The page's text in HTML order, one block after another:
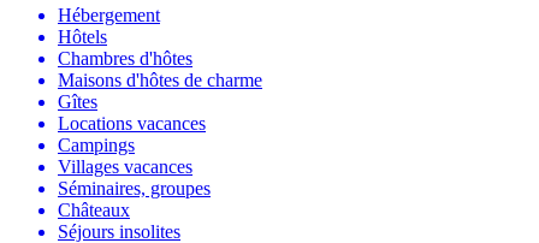
Hébergement
Hôtels
Chambres d'hôtes
Maisons d'hôtes de charme
Gîtes
Locations vacances
Campings
Villages vacances
Séminaires, groupes
Châteaux
Séjours insolites